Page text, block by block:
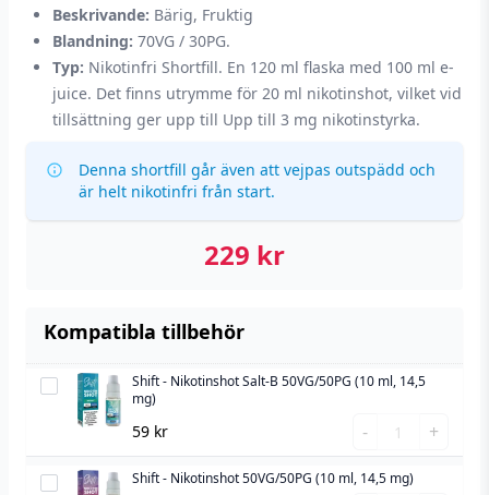
Beskrivande: Bärig, Fruktig
Blandning: 70VG / 30PG.
Typ: Nikotinfri Shortfill. En 120 ml flaska med 100 ml e-
juice. Det finns utrymme för 20 ml nikotinshot, vilket vid
tillsättning ger upp till Upp till 3 mg nikotinstyrka.
Denna shortfill går även att vejpas outspädd och
är helt nikotinfri från start.
229 kr
Kompatibla tillbehör
Shift
Nikotinshot
Salt-
Shift - Nikotinshot Salt-B 50VG/50PG (10 ml, 14,5
mg)
59 kr -
Shift
-
Nikotinshot
+
Shift
Shift - Nikotinshot 50VG/50PG (10 ml, 14,5 mg)